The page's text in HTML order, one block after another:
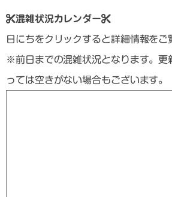
混雑状況カレンダー
日にちをクリックすると詳細情報をご
※前日までの混雑状況となります。更
っては空きがない場合もございます。